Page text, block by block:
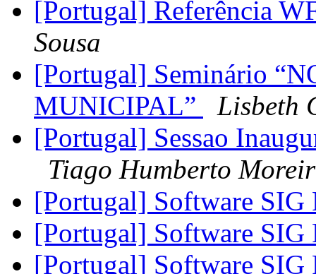
[Portugal] Referência
Sousa
[Portugal] Seminário
MUNICIPAL”
Lisbeth
[Portugal] Sessao
Tiago Humberto
[Portugal] Software SIG
[Portugal] Software SIG
[Portugal] Software SIG